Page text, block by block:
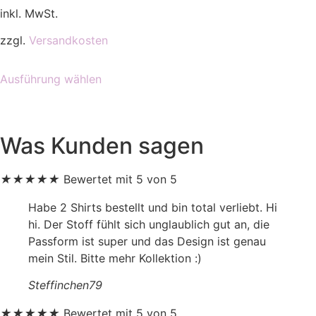
gewählt
inkl. MwSt.
zzgl. Versandkosten
Ausführung wählen
Varianten
auf.
Optionen
können
auf
der
Produktseite
werden
Was Kunden sagen
★★★★★ Bewertet mit 5 von 5
Habe 2 Shirts bestellt und bin total verliebt. Hi
hi. Der Stoff fühlt sich unglaublich gut an, die
Passform ist super und das Design ist genau
mein Stil. Bitte mehr Kollektion :)
Steffinchen79